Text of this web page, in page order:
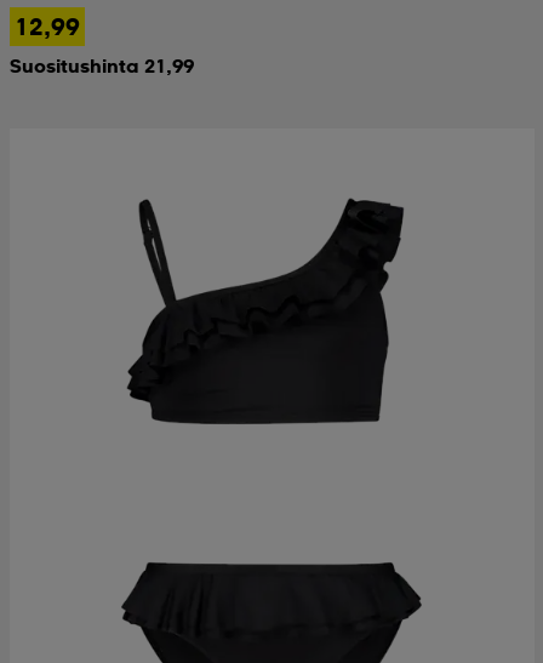
12,99
Suositushinta 21,99